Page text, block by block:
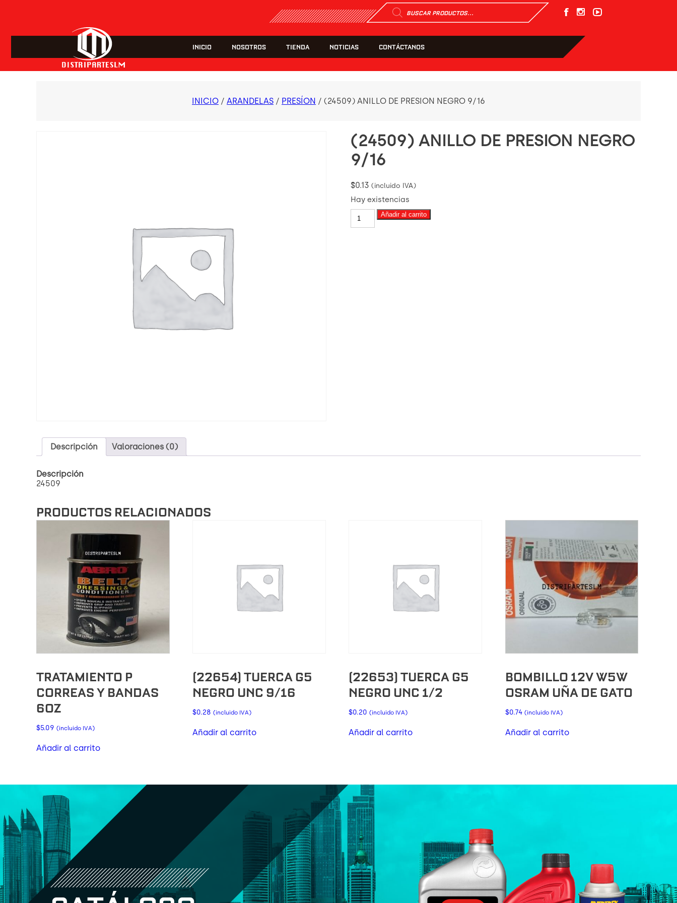
Búsqueda
de
productos
INICIO NOSOTROS TIENDA NOTICIAS CONTÁCTANOS
INICIO / ARANDELAS / PRESÍON / (24509) ANILLO DE PRESION NEGRO 9/16
(24509) ANILLO DE PRESION NEGRO
9/16
$0.13 (incluido IVA)
Hay existencias
(24509)
ANILLO
Añadir al carrito
Descripción Valoraciones (0)
Descripción
24509
PRODUCTOS RELACIONADOS
TRATAMIENTO P
CORREAS Y BANDAS
6OZ
$5.09 (incluido IVA)
Añadir al carrito
(22654) TUERCA G5
NEGRO UNC 9/16
$0.28 (incluido IVA)
Añadir al carrito
(22653) TUERCA G5
NEGRO UNC 1/2
$0.20 (incluido IVA)
Añadir al carrito
BOMBILLO 12V W5W
OSRAM UÑA DE GATO
$0.74 (incluido IVA)
Añadir al carrito